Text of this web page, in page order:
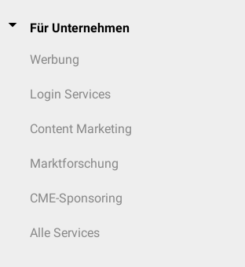
Für Unternehmen
Werbung
Login Services
Content Marketing
Marktforschung
CME-Sponsoring
Alle Services